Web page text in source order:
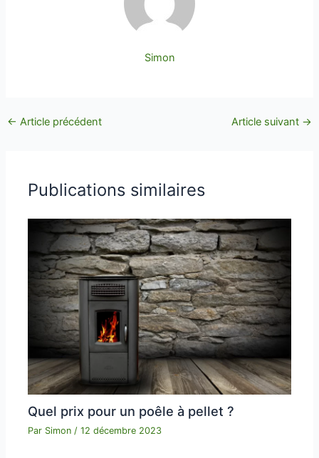
Simon
← Article précédent Article suivant →
Publications similaires
Quel prix pour un poêle à pellet ?
Par Simon/12 décembre 2023